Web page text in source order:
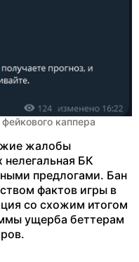
каппера
жалобы
БК
предлогами. Бан
фактов игры в
со схожим итогом
ущерба беттерам